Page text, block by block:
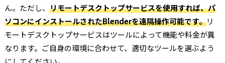
ん。ただし、 リモートデスクトップサービスを使用すれば、パ
ソコンにインストールされたBlenderを遠隔操作可能です。リ
モートデスクトップサービスはツールによって機能や料金が異
なります。ご自身の環境に合わせて、適切なツールを選ぶよう